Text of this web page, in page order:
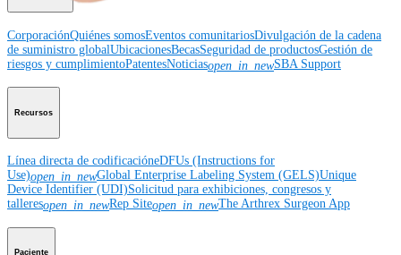
CorporaciónQuiénes somosEventos comunitariosDivulgación de la cadena
de suministro globalUbicacionesBecasSeguridad de productosGestión de
riesgos y cumplimientoPatentesNoticiasopen_in_newSBA Support
Recursos
Línea directa de codificacióneDFUs (Instructions for
Use)open_in_newGlobal Enterprise Labeling System (GELS)Unique
Device Identifier (UDI)Solicitud para exhibiciones, congresos y
talleresopen_in_newRep Siteopen_in_newThe Arthrex Surgeon App
Paciente